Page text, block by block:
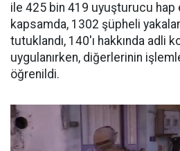
ile 425 bin 419 uyuşturucu hap
kapsamda, 1302 şüpheli
tutuklandı, 140'ı hakkında adli
uygulanırken, diğerlerinin
öğrenildi.